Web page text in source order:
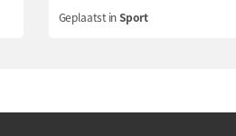
Geplaatst inSport